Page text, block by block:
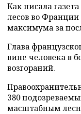
Как писала
лесов во Франции
максимума за
Глава
вине человека в
возгораний.
380
масштабным